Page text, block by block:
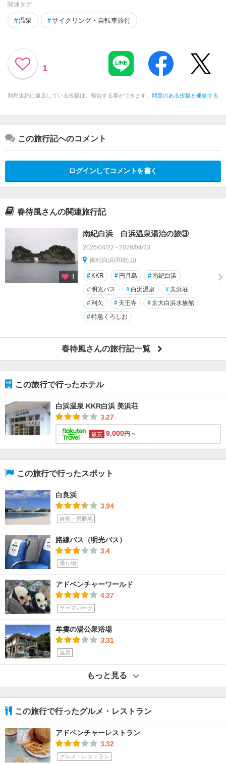
関連タグ
#温泉 #サイクリング・自転車旅行
1
利用規約に違反している投稿は、報告する事ができます。 問題のある投稿を連絡する
この旅行記へのコメント
ログインしてコメントを書く
春待風さんの関連旅行記
1
南紀白浜 白浜温泉湯治の旅③
2026/04/22 - 2026/04/23
南紀白浜(和歌山)
# KKR # 円月島 #南紀白浜
#明光バス # 白浜温泉 #美浜荘
#利久 # 天王寺 #京大白浜水族館
#特急くろしお
春待風さんの旅行記一覧
この旅行で行ったホテル
白浜温泉 KKR白浜 美浜荘
3.27
最安 9,000円～
この旅行で行ったスポット
白良浜
3.94
自然・景勝地
路線バス（明光バス）
3.4
乗り物
アドベンチャーワールド
4.37
テーマパーク
牟婁の湯公衆浴場
3.31
温泉
もっと見る
この旅行で行ったグルメ・レストラン
アドベンチャーレストラン
3.32
グルメ・レストラン